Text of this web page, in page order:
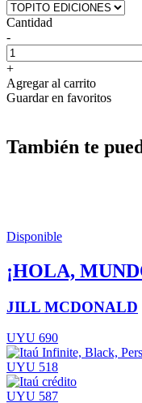
Cantidad
-
+
Agregar al carrito
Guardar en favoritos
También te
Disponible
¡HOLA,
JILL MCDONALD
UYU 690
UYU 518
UYU 587